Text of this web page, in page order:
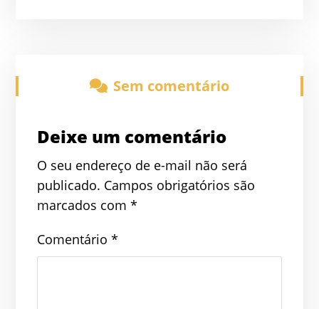
Sem comentário
Deixe um comentário
O seu endereço de e-mail não será
publicado. Campos obrigatórios são
marcados com*
Comentário*